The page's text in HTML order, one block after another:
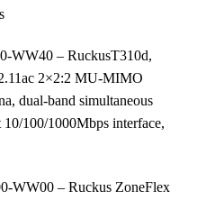
WW40 – RuckusT310d,
2×2:2 MU-MIMO
dual-band simultaneous
100/1000Mbps interface,
WW00 – Ruckus ZoneFlex